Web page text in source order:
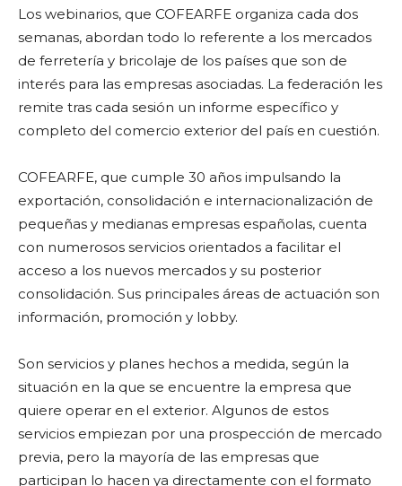
Los webinarios, que COFEARFE organiza cada dos
semanas, abordan todo lo referente a los mercados
de ferretería y bricolaje de los países que son de
interés para las empresas asociadas. La federación les
remite tras cada sesión un informe específico y
completo del comercio exterior del país en cuestión.
COFEARFE, que cumple 30 años impulsando la
exportación, consolidación e internacionalización de
pequeñas y medianas empresas españolas, cuenta
con numerosos servicios orientados a facilitar el
acceso a los nuevos mercados y su posterior
consolidación. Sus principales áreas de actuación son
información, promoción y lobby.
Son servicios y planes hechos a medida, según la
situación en la que se encuentre la empresa que
quiere operar en el exterior. Algunos de estos
servicios empiezan por una prospección de mercado
previa, pero la mayoría de las empresas que
participan lo hacen ya directamente con el formato